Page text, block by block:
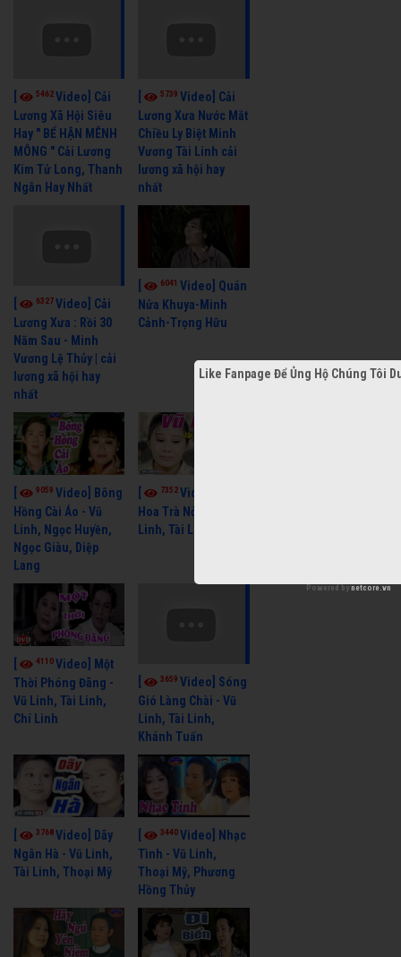
5462Video] Cải
Lương Xã Hội Siêu
Hay " BỂ HẬN MÊNH
MÔNG " Cải Lương
Kim Tử Long, Thanh
Ngân Hay Nhất
5739Video] Cải
Lương Xưa Nước Mắt
Chiều Ly Biệt Minh
Vương Tài Linh cải
lương xã hội hay
nhất
6327Video] Cải
Lương Xưa : Rồi 30
Năm Sau - Minh
Vương Lệ Thủy | cải
lương xã hội hay
nhất
6041Video] Quán
Nửa Khuya-Minh
Cảnh-Trọng Hữu
9059 Video] Bông
Hồng Cài Áo - Vũ
Linh, Ngọc Huyền,
Ngọc Giàu, Diệp
Lang
7352Video] Khi
Hoa Trà Nở - Vũ
Linh, Tài Linh
4110Video] Một
Thời Phóng Đãng -
Vũ Linh, Tài Linh,
Chí Linh
3659Video] Sóng
Gió Làng Chài - Vũ
Linh, Tài Linh,
Khánh Tuấn
3768Video] Dãy
Ngân Hà - Vũ Linh,
Tài Linh, Thoại Mỹ
3440Video] Nhạc
Tình - Vũ Linh,
Thoại Mỹ, Phương
Hồng Thủy
Like Fanpage Để Ủng Hộ Chúng Tôi
Powered by netcore.vn